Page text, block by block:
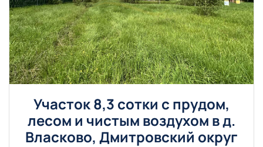
Участок 8,3 сотки с прудом,
лесом и чистым воздухом в д.
Власково, Дмитровский округ